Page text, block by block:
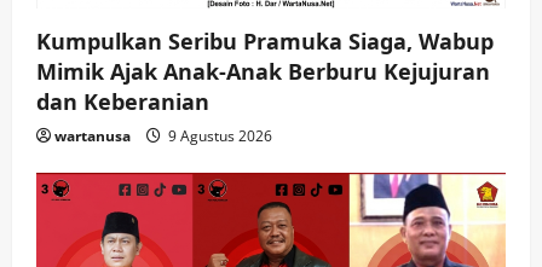
Kumpulkan Seribu Pramuka Siaga, Wabup
Mimik Ajak Anak-Anak Berburu Kejujuran
dan Keberanian
wartanusa 9 Agustus 2026